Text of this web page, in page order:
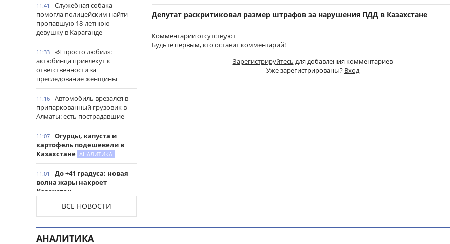
11:41
Служебная собака
помогла полицейским найти
пропавшую 18-летнюю
девушку в Караганде
11:33
«Я просто любил»:
актюбинца привлекут к
ответственности за
преследование женщины
11:16
Автомобиль врезался в
припаркованный грузовик в
Алматы: есть пострадавшие
11:07
Огурцы, капуста и
картофель подешевели в
Казахстане АНАЛИТИКА
11:01
До +41 градуса: новая
волна жары накроет
Казахстан
Архивистов и IT-
специалистов в Казахстане
могут включить в программу
господдержки для работы в
ВСЕ НОВОСТИ
Депутат раскритиковал размер штрафов за нарушения ПДД в Казахстане
Комментарии отсутствуют
Будьте первым, кто оставит комментарий!
Зарегистрируйтесь для добавления комментариев
Уже зарегистрированы? Вход
АНАЛИТИКА